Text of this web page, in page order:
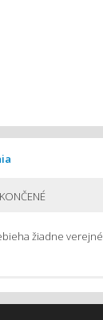
žiadne verejné